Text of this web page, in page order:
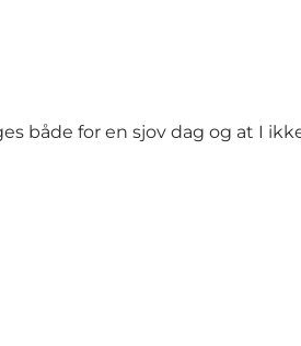
både for en sjov dag og at I